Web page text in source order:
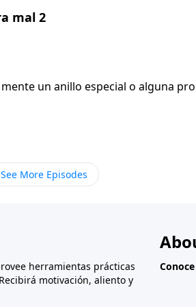
mal 2
un anillo especial o alguna
es su legado. Dennis
nuestras vidas terminan
o en 100 años, ¿tendrá su vida
See More Episodes
herramientas prácticas
motivación, aliento y